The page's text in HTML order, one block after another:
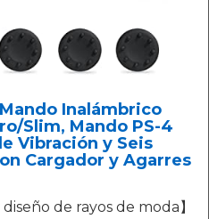
Inalámbrico
Slim, Mando PS-4
Vibración y Seis
Cargador y Agarres
de rayos de moda】